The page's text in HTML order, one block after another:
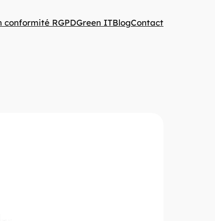
conformité RGPDGreen ITBlogContact